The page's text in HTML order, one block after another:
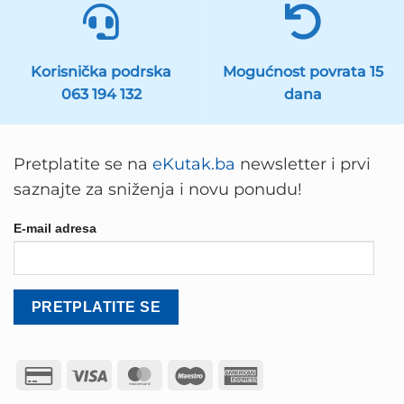
Korisnička podrska
063 194 132
Mogućnost povrata 15
dana
Pretplatite se na eKutak.ba newsletter i prvi
saznajte za sniženja i novu ponudu!
E-mail adresa
Credit
Visa MasterCard
Maestro